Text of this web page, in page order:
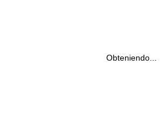
Obteniendo...